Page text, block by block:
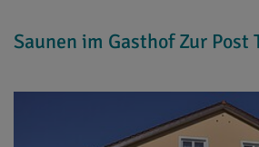
Saunen im Gasthof Zur Post